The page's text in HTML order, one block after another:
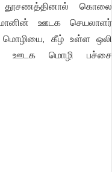
தூசணத்தினால் கொலை
ஊடக செயலாளர்
மொழியை, கீழ் உள்ள ஒலி
ஊடக மொழி பச்சை